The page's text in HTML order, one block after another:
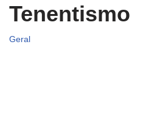
Tenentismo
Geral